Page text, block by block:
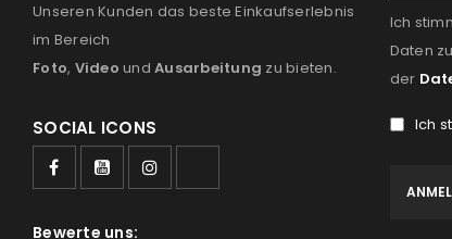
Unseren Kunden das beste Einkaufserlebnis
im Bereich
Foto, Video und Ausarbeitung zu bieten.
SOCIAL ICONS
Bewerte uns:
Ich
Daten
der
Ich